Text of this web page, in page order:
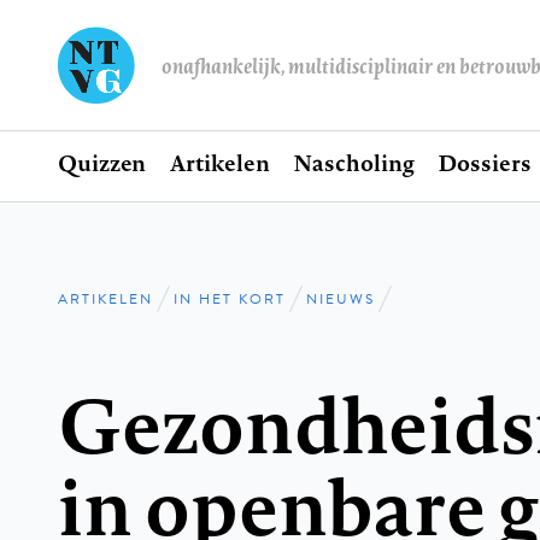
onafhankelijk, multidisciplinair en
Hoofdnavigatie
Home
Quizzen Artikelen Nascholing Dossiers
Kruimelpad
ARTIKELEN IN HET KORT NIEUWS
in openbare